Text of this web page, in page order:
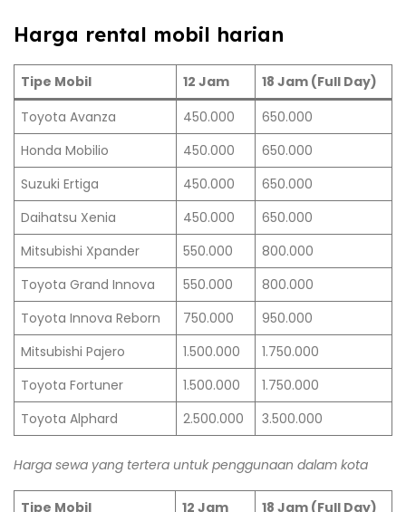
Harga rental mobil harian
Tipe Mobil 12 Jam
18 Jam (Full Day)
Toyota Avanza
450.000
650.000
Honda Mobilio
450.000
650.000
Suzuki Ertiga
450.000
650.000
Daihatsu Xenia
450.000
650.000
Mitsubishi Xpander
550.000
800.000
Toyota Grand Innova
550.000
800.000
Toyota Innova Reborn
750.000
950.000
Mitsubishi Pajero
1.500.000
1.750.000
Toyota Fortuner
1.500.000
1.750.000
Toyota Alphard
2.500.000 3.500.000
Harga sewa yang tertera untuk penggunaan dalam kota
Tipe Mobil 12 Jam 18 Jam (Full Day)